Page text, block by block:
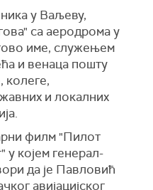
у Ваљеву,
са аеродрома у
име, служењем
и венаца пошту
колеге,
и локалних
филм "Пилот
којем генерал-
да је Павловић
авијацијског